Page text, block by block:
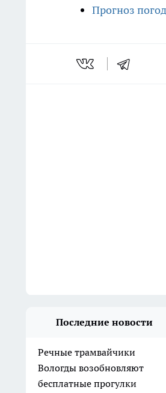
Прогноз
Последние новости
Речные трамвайчики
Вологды возобновляют
бесплатные прогулки